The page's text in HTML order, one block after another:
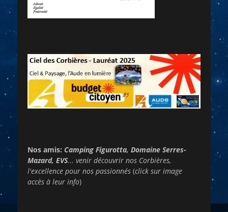
Nos amis: Camping Figurotta, Domaine Serres-
Mazard, EVS... venir découvrir nos Corbières,
l'excellence pour nos passionnés (click sur image
accès à leur info)